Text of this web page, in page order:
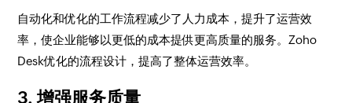
自动化和优化的工作流程减少了人力成本，提升了运营效
率，使企业能够以更低的成本提供更高质量的服务。Zoho
Desk优化的流程设计，提高了整体运营效率。
3. 增强服务质量